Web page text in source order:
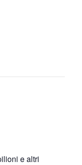
e altri